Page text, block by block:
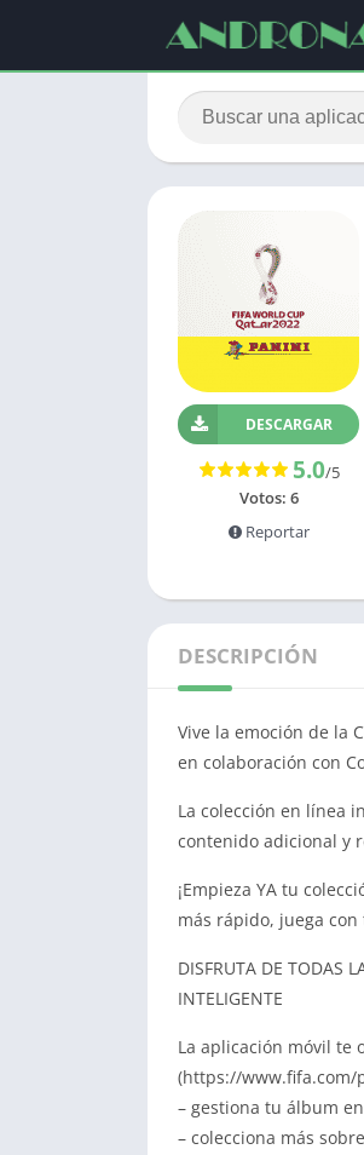
DESCARGAR
5.0/5
Votos: 6
Reportar
DESCRIPCIÓN
Vive la emoción de la
en colaboración con
La colección en línea
contenido adicional y
¡Empieza YA tu
más rápido, juega
DISFRUTA DE TODAS
INTELIGENTE
La aplicación móvil te
(https://www.fifa.com/
– gestiona tu álbum
– colecciona más